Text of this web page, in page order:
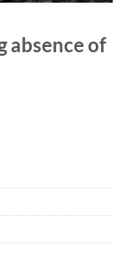
absence of